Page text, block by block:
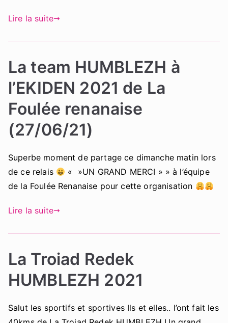
Lire la suite
La team HUMBLEZH à
l’EKIDEN 2021 de La
Foulée renanaise
(27/06/21)
Superbe moment de partage ce dimanche matin lors
de ce relais
« »UN GRAND MERCI » » à l’équipe
de la Foulée Renanaise pour cette organisation
Lire la suite
La Troiad Redek
HUMBLEZH 2021
Salut les sportifs et sportives Ils et elles.. l’ont fait les